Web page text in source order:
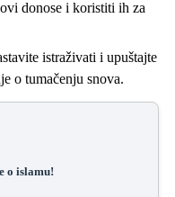
donose i koristiti ih za
istraživati i upuštajte
o tumačenju snova.
o islamu!